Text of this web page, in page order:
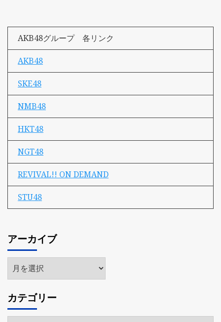
AKB48グループ 各リンク
AKB48
SKE48
NMB48
HKT48
NGT48
REVIVAL!! ON DEMAND
STU48
アーカイブ
ア
ー
イ
ブ
カテゴリー